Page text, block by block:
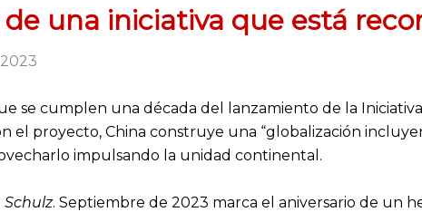
de una iniciativa que está
se cumplen una década del lanzamiento de la
el proyecto, China construye una “globalización
impulsando la unidad continental.
Schulz. Septiembre de 2023 marca el aniversario de un